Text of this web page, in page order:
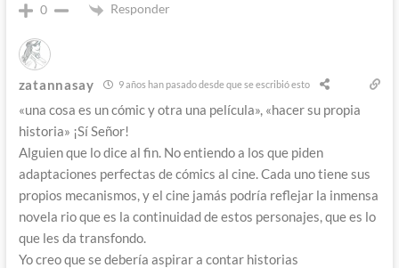
0 Responder
zatannasay 9 años han pasado desde que se escribió esto
«una cosa es un cómic y otra una película», «hacer su propia
historia» ¡Sí Señor!
Alguien que lo dice al fin. No entiendo a los que piden
adaptaciones perfectas de cómics al cine. Cada uno tiene sus
propios mecanismos, y el cine jamás podría reflejar la inmensa
novela rio que es la continuidad de estos personajes, que es lo
que les da transfondo.
Yo creo que se debería aspirar a contar historias